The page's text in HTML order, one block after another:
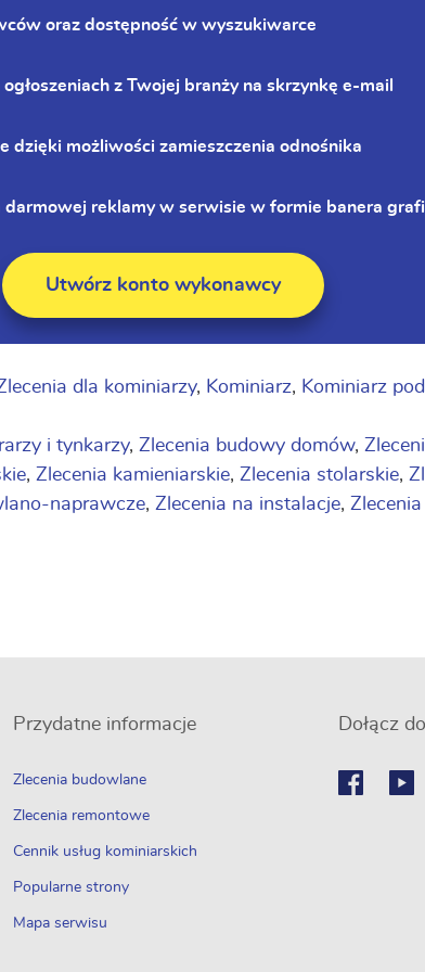
oraz dostępność w wyszukiwarce
z Twojej branży na skrzynkę e-mail
dzięki możliwości zamieszczenia odnośnika
darmowej reklamy w serwisie w formie banera
Utwórz konto wykonawcy
dla kominiarzy, Kominiarz, Kominiarz
i tynkarzy, Zlecenia budowy domów,
, Zlecenia kamieniarskie, Zlecenia stolarskie,
naprawcze, Zlecenia na instalacje,
Przydatne informacje
Zlecenia budowlane
Zlecenia remontowe
Cennik usług kominiarskich
Popularne strony
Mapa serwisu
Dołącz